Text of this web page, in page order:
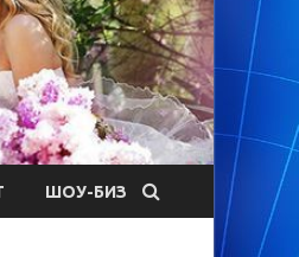
ШОУ-БИЗ